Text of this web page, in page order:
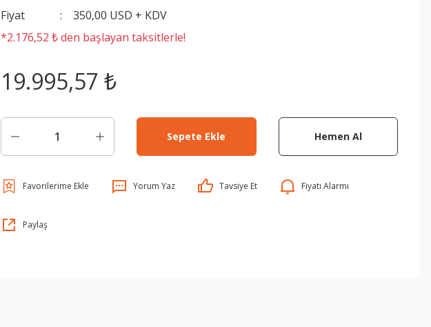
Fiyat
350,00 USD + KDV
*2.176,52 ₺ den başlayan taksitlerle!
19.995,57 ₺
Sepete Ekle Hemen Al
Yorum Yaz Tavsiye Et Fiyatı Alarmı
Paylaş